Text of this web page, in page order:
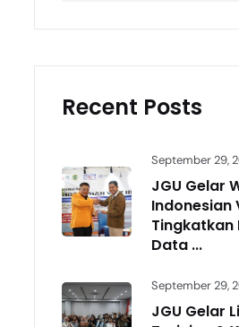
Recent Posts
September 29,
JGU Gelar
Indonesian
Tingkatkan
Data ...
September 29,
JGU Gelar